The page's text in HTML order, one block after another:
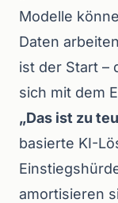
Modelle
Daten
ist der Start –
sich mit dem
„Das ist zu
basierte KI-
amortisieren